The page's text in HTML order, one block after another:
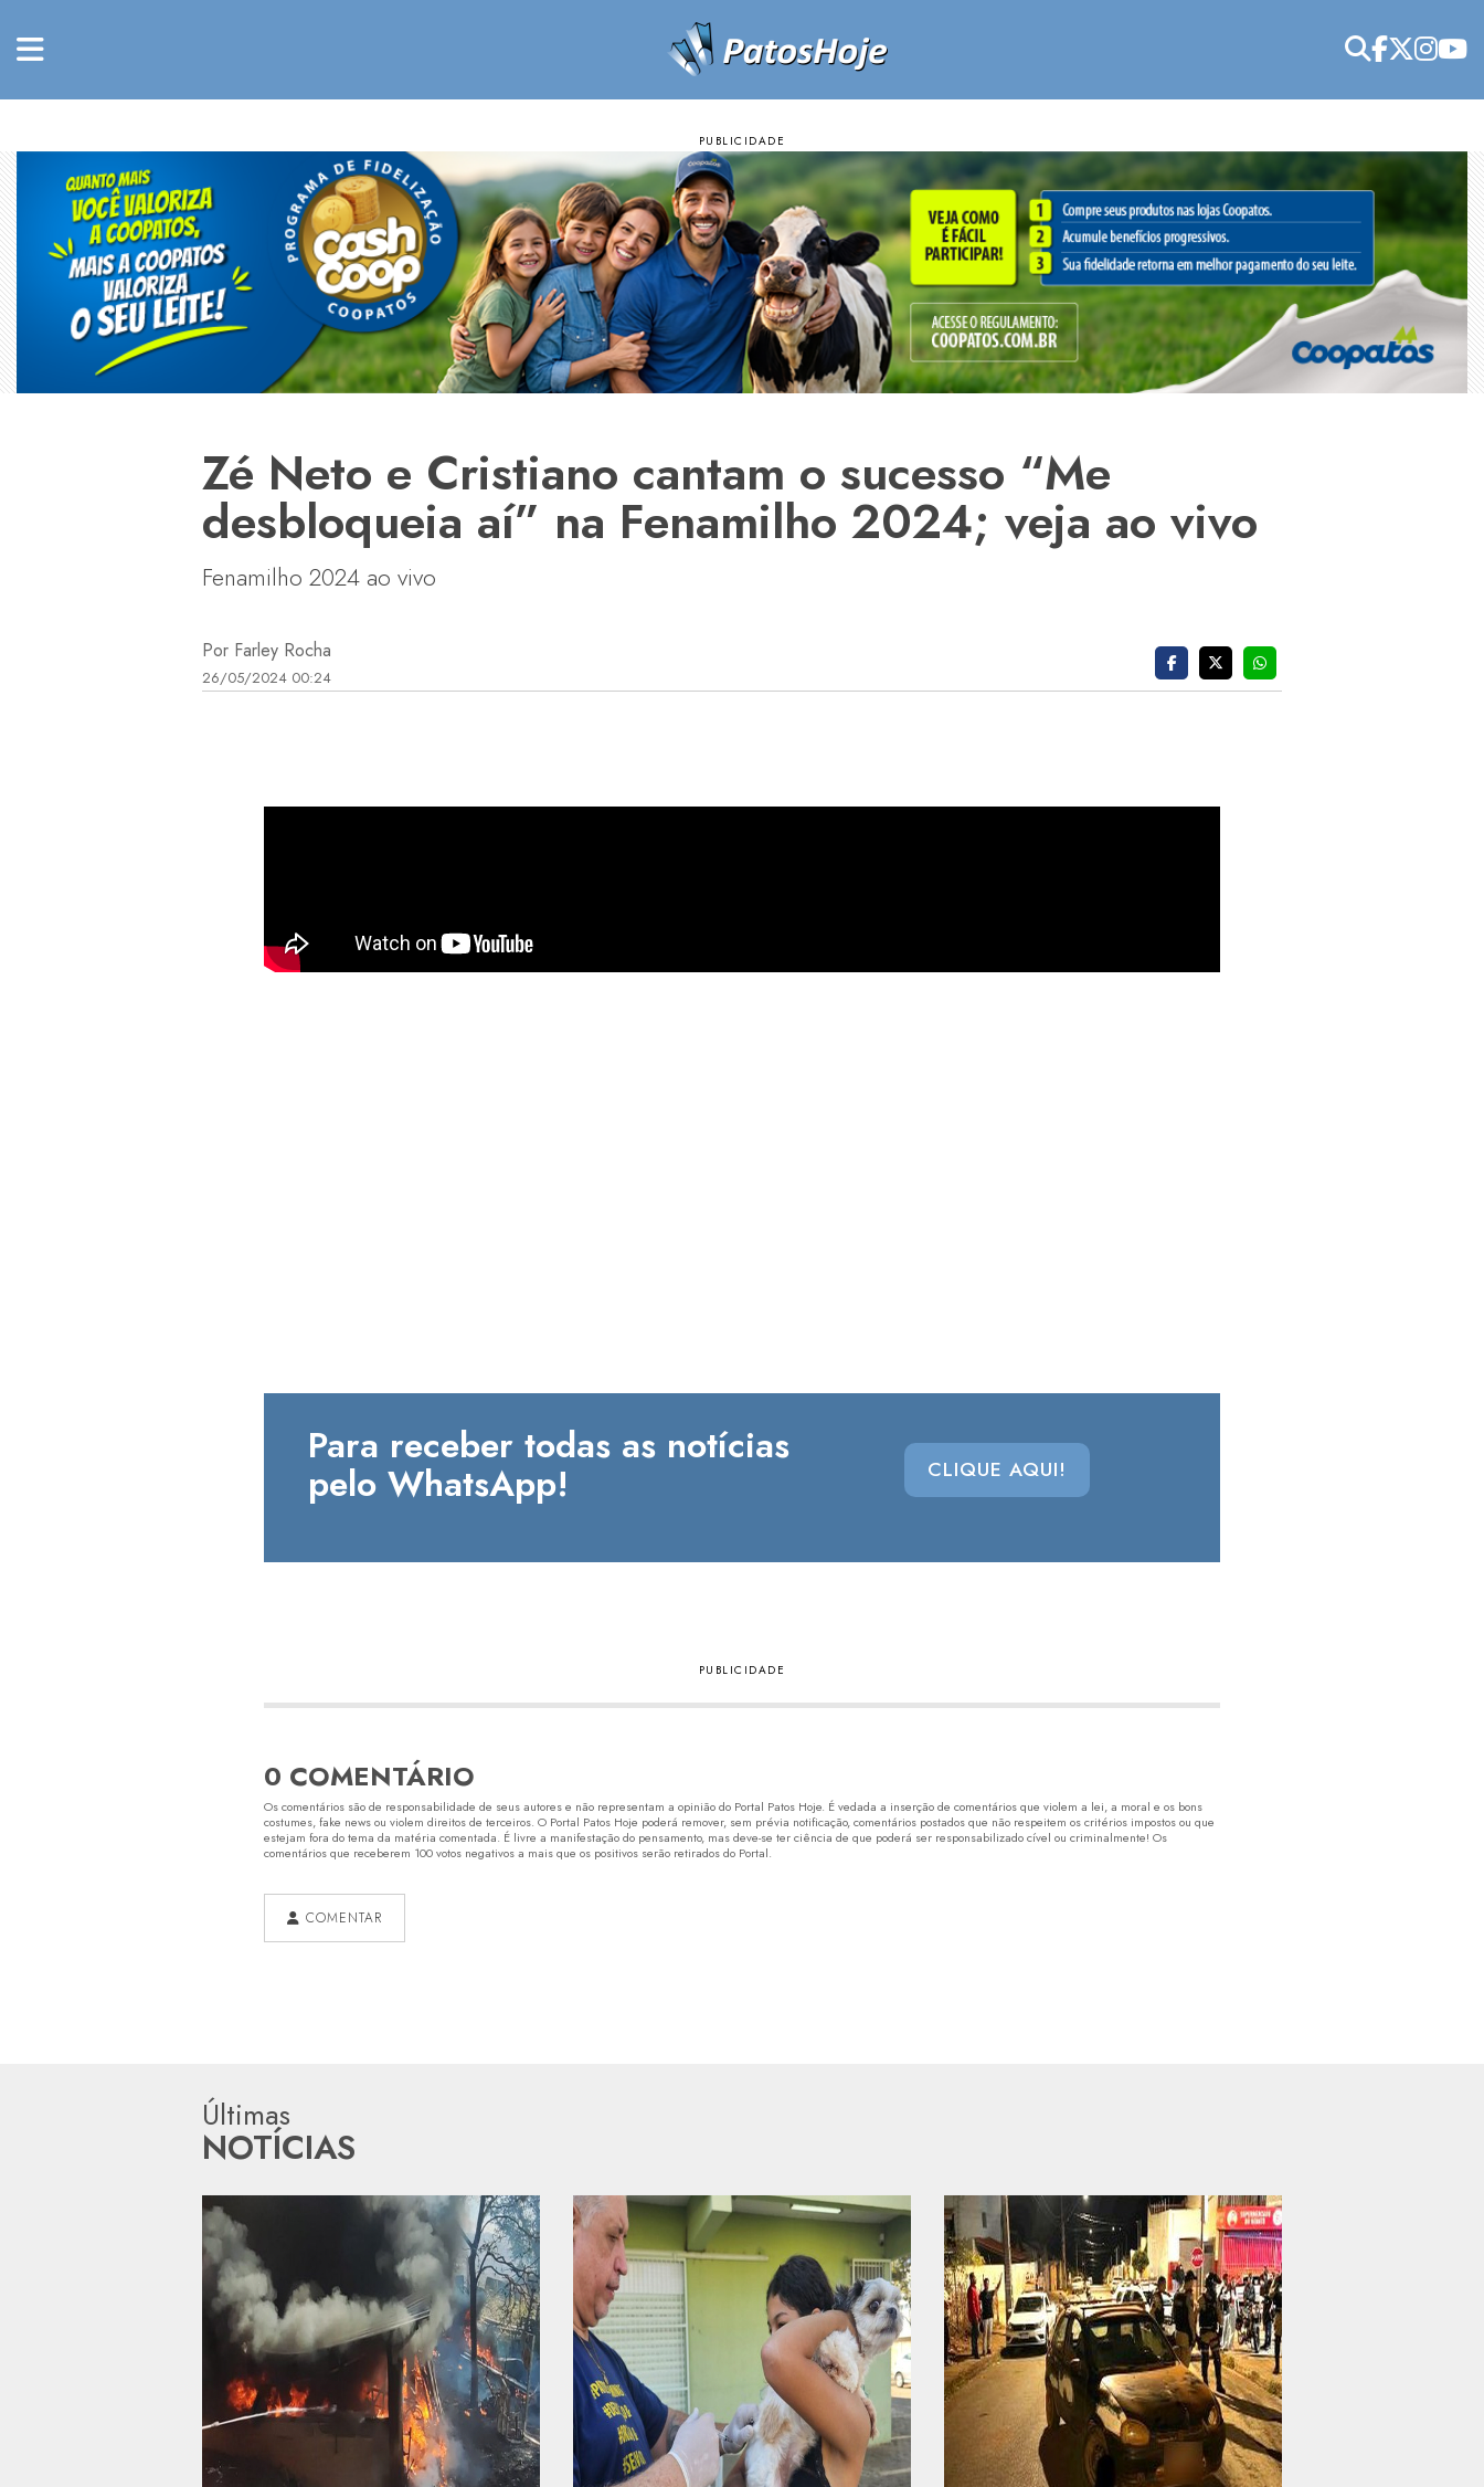
Zé Neto e Cristiano cantam o sucesso “Me
desbloqueia aí” na Fenamilho 2024; veja ao vivo
Fenamilho 2024 ao vivo
Por Farley Rocha
26/05/2024 00:24
Para receber todas as notícias
pelo WhatsApp! CLIQUE AQUI!
0 COMENTÁRIO
Os comentários são de responsabilidade de seus autores e não representam a opinião do Portal Patos Hoje. É vedada a inserção de comentários que violem a lei, a moral e os bons
costumes, fake news ou violem direitos de terceiros. O Portal Patos Hoje poderá remover, sem prévia notificação, comentários postados que não respeitem os critérios impostos ou que
estejam fora do tema da matéria comentada. É livre a manifestação do pensamento, mas deve-se ter ciência de que poderá ser responsabilizado cível ou criminalmente! Os
comentários que receberem 100 votos negativos a mais que os positivos serão retirados do Portal.
COMENTAR
Últimas
NOTÍCIAS